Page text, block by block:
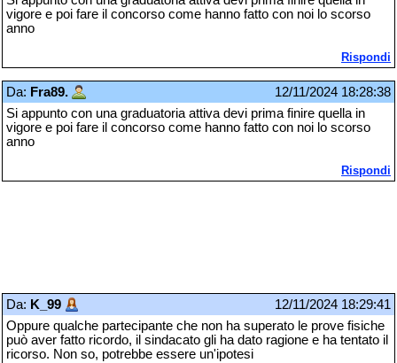
vigore e poi fare il concorso come hanno fatto con noi lo scorso
anno
Rispondi
Da: Fra89.
12/11/2024 18:28:38
Si appunto con una graduatoria attiva devi prima finire quella in
vigore e poi fare il concorso come hanno fatto con noi lo scorso
anno
Rispondi
Da: K_99
12/11/2024 18:29:41
Oppure qualche partecipante che non ha superato le prove fisiche
può aver fatto ricordo, il sindacato gli ha dato ragione e ha tentato il
ricorso. Non so, potrebbe essere un'ipotesi